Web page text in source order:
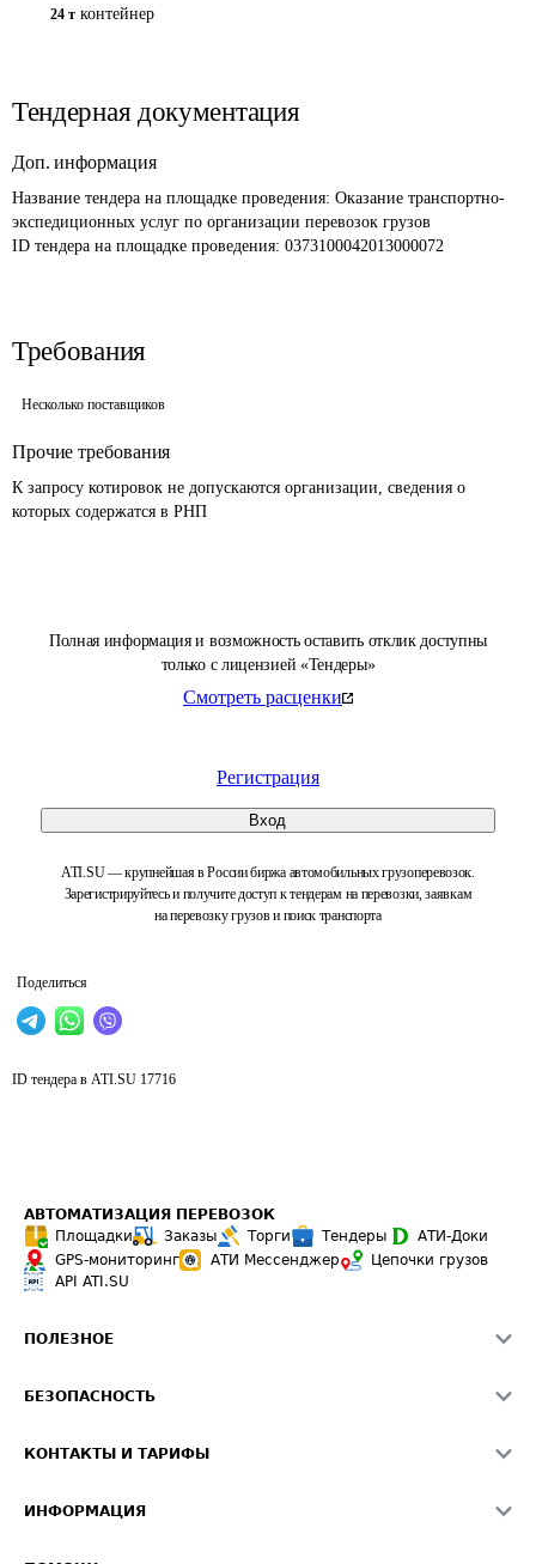
Полная информация и возможность оставить отклик доступны
только с лицензией «Тендеры»
Смотреть расценки
Регистрация
Вход
ATI.SU — крупнейшая в России биржа автомобильных грузоперевозок.
Зарегистрируйтесь и получите доступ к тендерам на перевозки, заявкам
на перевозку грузов и поиск транспорта
Поделиться
24 т контейнер
Тендерная документация
Доп. информация
Название тендера на площадке проведения: Оказание транспортно-
экспедиционных услуг по организации перевозок грузов
ID тендера на площадке проведения: 0373100042013000072
Требования
Несколько поставщиков
Прочие требования
К запросу котировок не допускаются организации, сведения о
которых содержатся в РНП
ID тендера в ATI.SU 17716
АВТОМАТИЗАЦИЯ ПЕРЕВОЗОК
Площадки
Заказы Торги Тендеры
АТИ-Доки
GPS-мониторинг
АТИ Мессенджер
Цепочки грузов
API ATI.SU
ПОЛЕЗНОЕ
Звезды ATI.SU на вашем сайте
Средние ставки
БЕЗОПАСНОСТЬ
Светофор+
КОНТАКТЫ И ТАРИФЫ
Реклама на сайте
ИНФОРМАЦИЯ